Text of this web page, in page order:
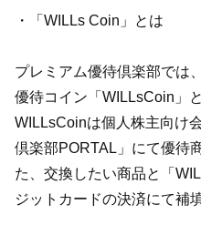
・「WILLs Coin」とは
プレミアム優待倶楽部では
優待コイン「WILLsCoin」
WILLsCoinは個人株主向け
倶楽部PORTAL」にて優待
た、交換したい商品と「
ジットカードの決済にて補